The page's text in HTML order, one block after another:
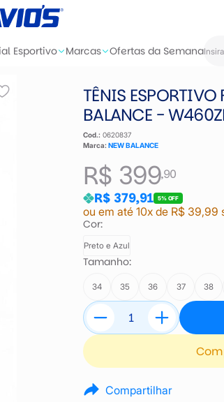
Esportivo Marcas Ofertas da Semana
TÊNIS
BALANCE -
Cod.: 0620837
Marca: NEW BALANCE
R$ 399,90
R$ 379,91 5% OFF
ou em até 10x de R$ 39,99
Cor:
Preto e Azul
Tamanho:
34 35 36 37 38
Compartilhar